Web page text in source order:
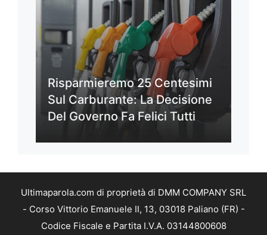
Risparmieremo 25 Centesimi
Sul Carburante: La Decisione
Del Governo Fa Felici Tutti
Ultimaparola.com di proprietà di DMM COMPANY SRL
- Corso Vittorio Emanuele II, 13, 03018 Paliano (FR) -
Codice Fiscale e Partita I.V.A. 03144800608